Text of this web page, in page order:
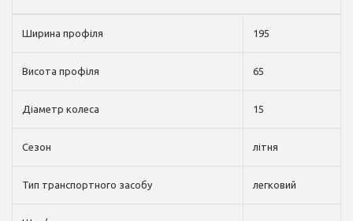
Ширина профіля 195
Висота профіля 65
Діаметр колеса 15
Сезон літня
Тип транспортного засобу легковий